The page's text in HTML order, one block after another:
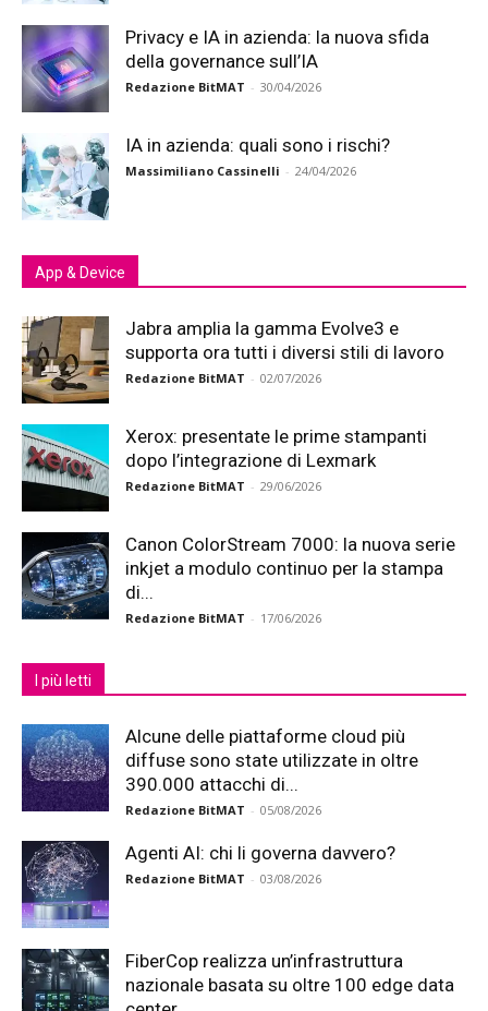
Privacy e IA in azienda: la nuova sfida
della governance sull’IA
Redazione BitMAT - 30/04/2026
IA in azienda: quali sono i rischi?
Massimiliano Cassinelli - 24/04/2026
App & Device
Jabra amplia la gamma Evolve3 e
supporta ora tutti i diversi stili di lavoro
Redazione BitMAT - 02/07/2026
Xerox: presentate le prime stampanti
dopo l’integrazione di Lexmark
Redazione BitMAT - 29/06/2026
Canon ColorStream 7000: la nuova serie
inkjet a modulo continuo per la stampa
di...
Redazione BitMAT - 17/06/2026
I più letti
Alcune delle piattaforme cloud più
diffuse sono state utilizzate in oltre
390.000 attacchi di...
Redazione BitMAT - 05/08/2026
Agenti AI: chi li governa davvero?
Redazione BitMAT - 03/08/2026
FiberCop realizza un’infrastruttura
nazionale basata su oltre 100 edge data